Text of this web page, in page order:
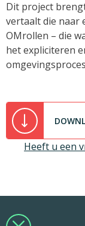
Dit project
vertaalt die naar
OMrollen – die
het expliciteren
Heeft u een